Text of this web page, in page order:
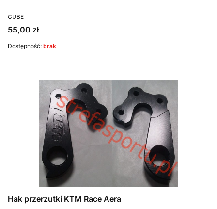
PRODUCENT
CUBE
Cena
55,00 zł
Dostępność: brak
Hak przerzutki KTM Race Aera